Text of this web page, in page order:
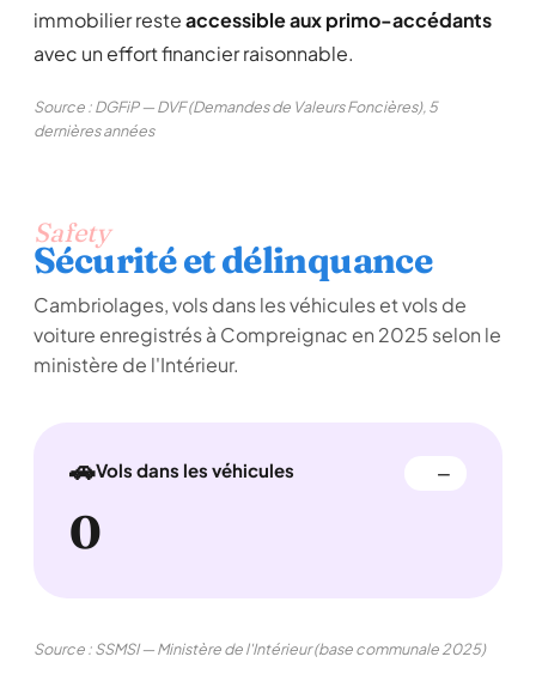
immobilier resteaccessible aux primo-accédants
avec un effort financier raisonnable.
Source : DGFiP — DVF (Demandes de Valeurs Foncières), 5
dernières années
Safety
Sécurité et délinquance
Cambriolages, vols dans les véhicules et vols de
voiture enregistrés à Compreignac en 2025 selon le
ministère de l'Intérieur.
🚗Vols dans les véhicules —
0
Source : SSMSI — Ministère de l'Intérieur (base communale 2025)